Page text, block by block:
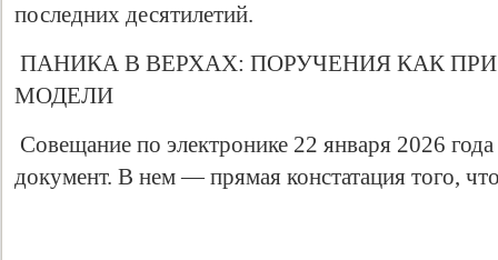
последних десятилетий.
ПАНИКА В ВЕРХАХ: ПОРУЧЕНИЯ КАК
МОДЕЛИ
Совещание по электронике 22 января 2026
документ. В нем — прямая констатация того,